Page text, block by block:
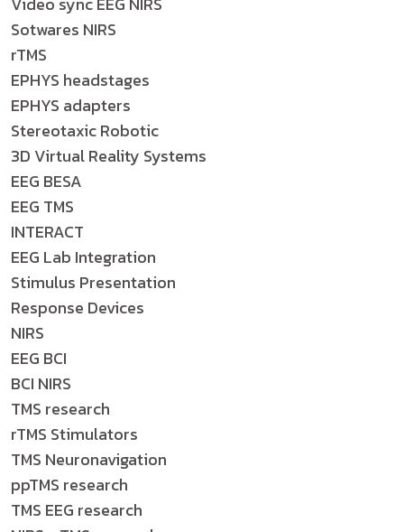
Sotwares NIRS
rTMS
EPHYS headstages
EPHYS adapters
Stereotaxic Robotic
3D Virtual Reality Systems
EEG BESA
EEG TMS
INTERACT
EEG Lab Integration
Stimulus Presentation
Response Devices
NIRS
EEG BCI
BCI NIRS
TMS research
rTMS Stimulators
TMS Neuronavigation
ppTMS research
TMS EEG research